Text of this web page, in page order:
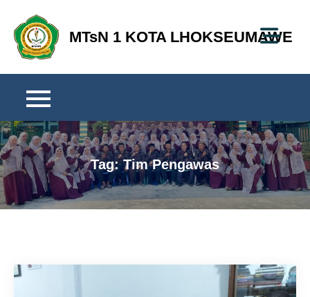
content
MTsN 1 KOTA LHOKSEUMAWE
Tag:Tim Pengawas